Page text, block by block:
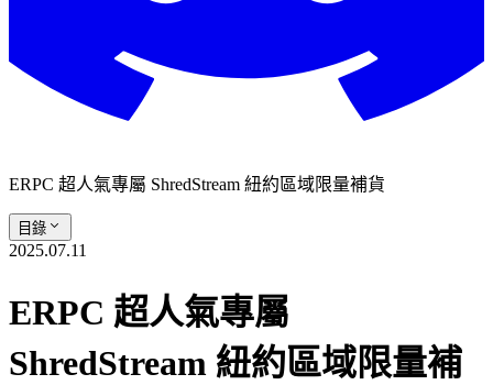
ERPC 超人氣專屬 ShredStream 紐約區域限量補貨
目錄
2025.07.11
ERPC 超人氣專屬
ShredStream 紐約區域限量補